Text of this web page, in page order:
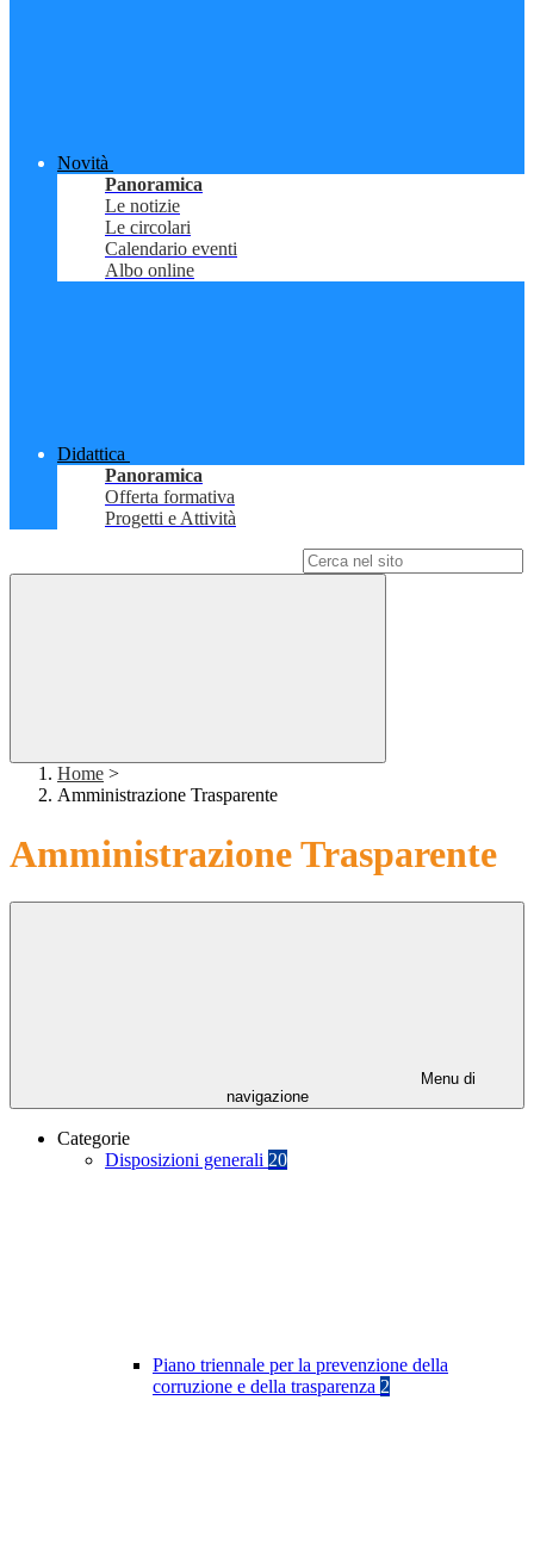
Novità
Panoramica
Le notizie
Le circolari
Calendario eventi
Albo online
Didattica
Panoramica
Offerta formativa
Progetti e Attività
Home >
Amministrazione Trasparente
Amministrazione Trasparente
Menu di
navigazione
Categorie
Disposizioni generali 20
Piano triennale per la prevenzione della
corruzione e della trasparenza 2